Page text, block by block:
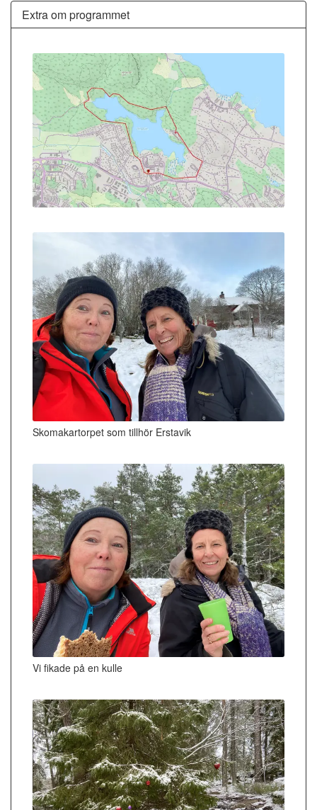
Extra om programmet
Skomakartorpet som tillhör Erstavik
Vi fikade på en kulle